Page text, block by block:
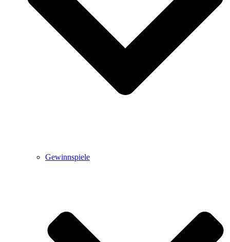
Gewinnspiele